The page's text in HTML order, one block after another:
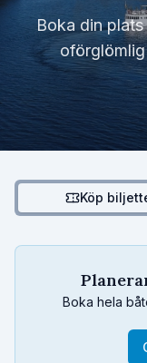
Boka din
Köp
Boka hela